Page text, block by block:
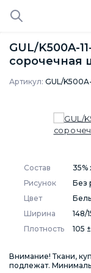
GUL/K500A-
сорочечная
Артикул: GUL/
Состав
35%
Рисунок
Без
Цвет
Ширина
148/
Плотность
105
Внимание! Ткани,
подлежат.